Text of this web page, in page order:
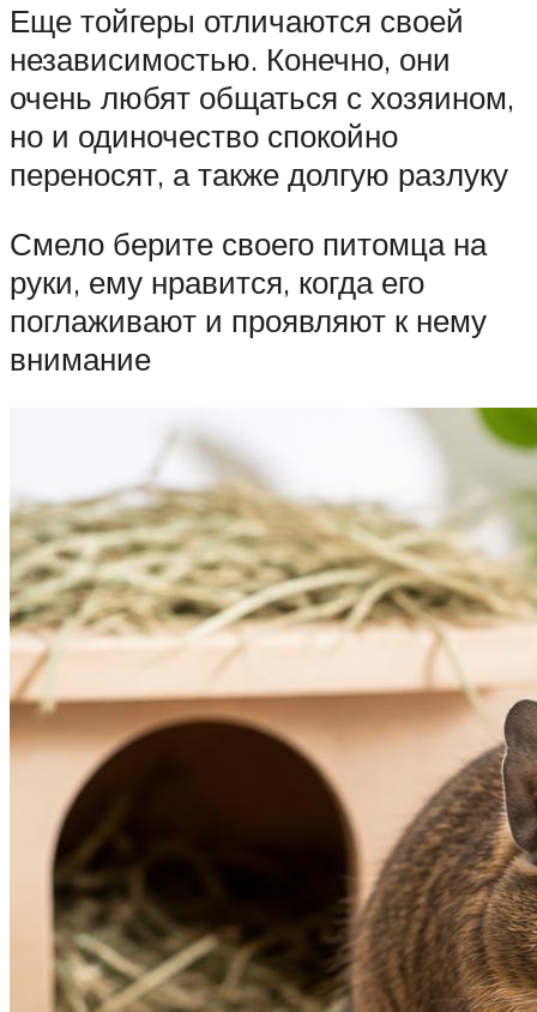
Еще тойгеры отличаются своей
независимостью. Конечно, они
очень любят общаться с хозяином,
но и одиночество спокойно
переносят, а также долгую разлуку
Смело берите своего питомца на
руки, ему нравится, когда его
поглаживают и проявляют к нему
внимание